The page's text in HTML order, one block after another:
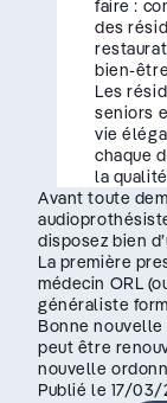
faire :
des
bien-
Les
seniors
vie
chaque
la
Avant toute
disposez bien
La première
médecin ORL
généraliste
Bonne nouvelle
peut être
nouvelle
Publié le 17/03/